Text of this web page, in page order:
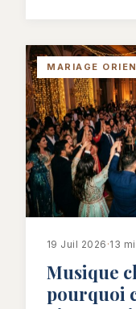
MARIAGE
19 Juil 2026 ·13
Musique
pourquoi